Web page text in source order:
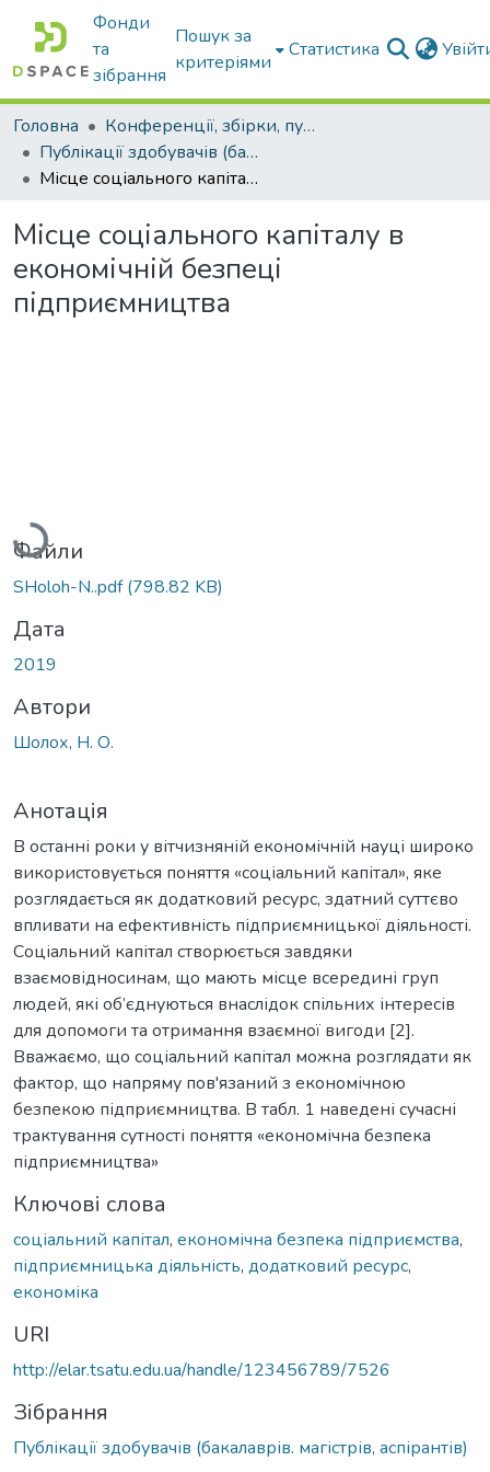
Фонди
та
зібрання
Пошук за
критеріями
Статистика
Головна
Конференції, збірки, публікації молодих вчених і здобувачів : магістрів, бакалаврів, аспірантів.
Публікації здобувачів (бакалаврів. магістрів, аспірантів)
Місце соціального капіталу в економічній безпеці підприємництва
Місце соціального капіталу в
економічній безпеці
підприємництва
Вантажиться...
Файли
SHoloh-N..pdf(798.82 KB)
Дата
2019
Автори
Шолох, Н. О.
Анотація
В останні роки у вітчизняній економічній науці широко
використовується поняття «соціальний капітал», яке
розглядається як додатковий ресурс, здатний суттєво
впливати на ефективність підприємницької діяльності.
Соціальний капітал створюється завдяки
взаємовідносинам, що мають місце всередині груп
людей, які об’єднуються внаслідок спільних інтересів
для допомоги та отримання взаємної вигоди [2].
Вважаємо, що соціальний капітал можна розглядати як
фактор, що напряму пов'язаний з економічною
безпекою підприємництва. В табл. 1 наведені сучасні
трактування сутності поняття «економічна безпека
підприємництва»
Ключові слова
соціальний капітал, економічна безпека підприємства,
підприємницька діяльність, додатковий ресурс,
економіка
URI
http://elar.tsatu.edu.ua/handle/123456789/7526
Зібрання
Публікації здобувачів (бакалаврів. магістрів, аспірантів)